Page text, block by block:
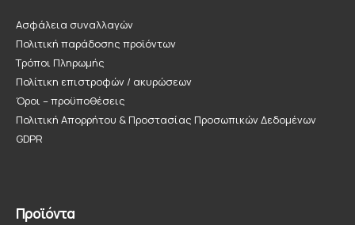
Ασφάλεια συναλλαγών
Πολιτική παράδοσης προϊόντων
Τρόποι Πληρωμής
Πολίτικη επιστροφών / ακυρώσεων
Όροι – προϋποθέσεις
Πολιτική Απορρήτου & Προστασίας Προσωπικών Δεδομένων
GDPR
Προϊόντα